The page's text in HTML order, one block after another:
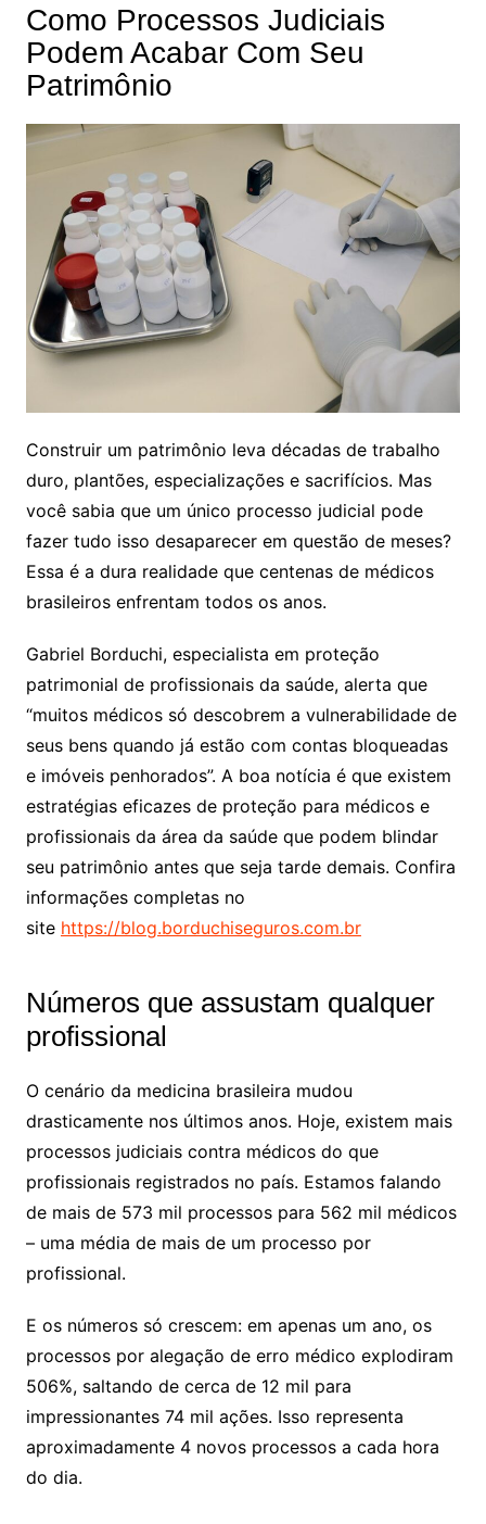
Como Processos Judiciais
Podem Acabar Com Seu
Patrimônio
Construir um patrimônio leva décadas de trabalho
duro, plantões, especializações e sacrifícios. Mas
você sabia que um único processo judicial pode
fazer tudo isso desaparecer em questão de meses?
Essa é a dura realidade que centenas de médicos
brasileiros enfrentam todos os anos.
Gabriel Borduchi, especialista em proteção
patrimonial de profissionais da saúde, alerta que
“muitos médicos só descobrem a vulnerabilidade de
seus bens quando já estão com contas bloqueadas
e imóveis penhorados”. A boa notícia é que existem
estratégias eficazes de proteção para médicos e
profissionais da área da saúde que podem blindar
seu patrimônio antes que seja tarde demais. Confira
informações completas no
site https://blog.borduchiseguros.com.br
Números que assustam qualquer
profissional
O cenário da medicina brasileira mudou
drasticamente nos últimos anos. Hoje, existem mais
processos judiciais contra médicos do que
profissionais registrados no país. Estamos falando
de mais de 573 mil processos para 562 mil médicos
– uma média de mais de um processo por
profissional.
E os números só crescem: em apenas um ano, os
processos por alegação de erro médico explodiram
506%, saltando de cerca de 12 mil para
impressionantes 74 mil ações. Isso representa
aproximadamente 4 novos processos a cada hora
do dia.